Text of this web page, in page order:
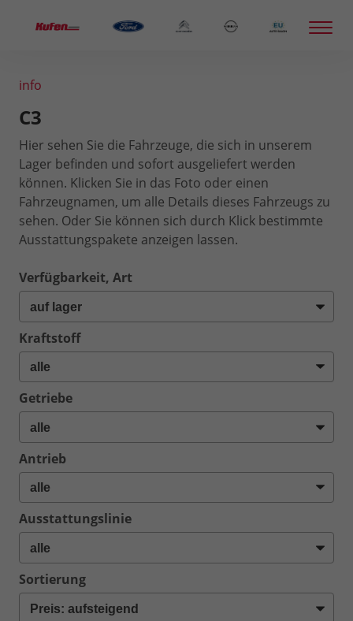
info
C3
Hier sehen Sie die Fahrzeuge, die sich in unserem
Lager befinden und sofort ausgeliefert werden
können. Klicken Sie in das Foto oder einen
Fahrzeugnamen, um alle Details dieses Fahrzeugs zu
sehen. Oder Sie können sich durch Klick bestimmte
Ausstattungspakete anzeigen lassen.
Verfügbarkeit, Art
Kraftstoff
Getriebe
Antrieb
Ausstattungslinie
Sortierung